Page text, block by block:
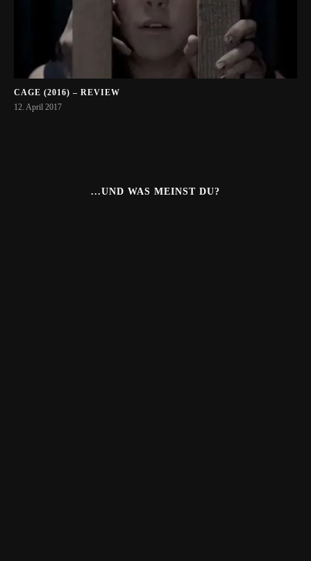
CAGE (2016) – REVIEW
12. April 2017
...UND WAS MEINST DU?